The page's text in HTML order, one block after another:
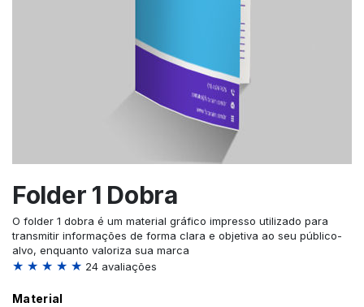
Folder 1 Dobra
O folder 1 dobra é um material gráfico impresso utilizado para
transmitir informações de forma clara e objetiva ao seu público-
alvo, enquanto valoriza sua marca
★ ★ ★ ★ ★ 24 avaliações
Material